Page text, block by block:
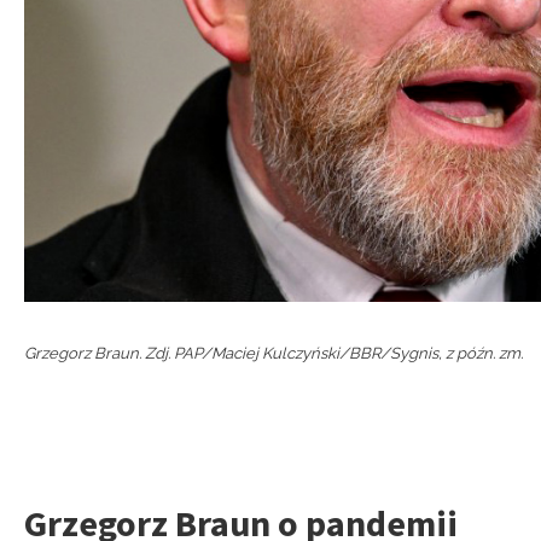
Grzegorz Braun. Zdj. PAP/Maciej Kulczyński/BBR/Sygnis, z późn. zm.
Grzegorz Braun o pandemii